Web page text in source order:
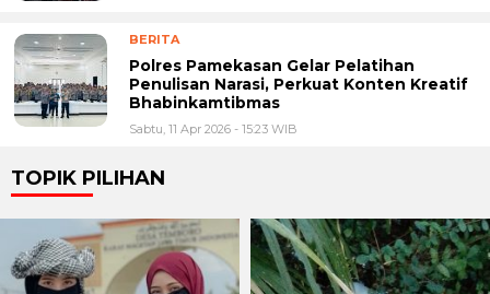
BERITA
Polres Pamekasan Gelar Pelatihan
Penulisan Narasi, Perkuat Konten Kreatif
Bhabinkamtibmas
Sabtu, 11 Apr 2026 - 15:23 WIB
TOPIK PILIHAN